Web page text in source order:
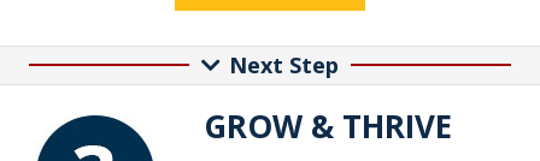
Next Step
GROW & THRIVE